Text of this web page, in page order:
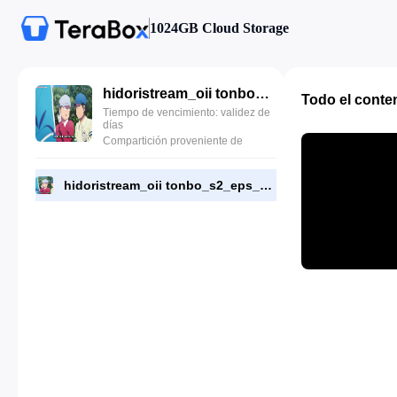
1024GB Cloud Storage
hidoristream_oii tonbo_s2_eps_3.mkv
Tiempo de vencimiento: validez de
días
Compartición proveniente de
hidoristream_oii tonbo_s2_eps_3.mkv
Todo el